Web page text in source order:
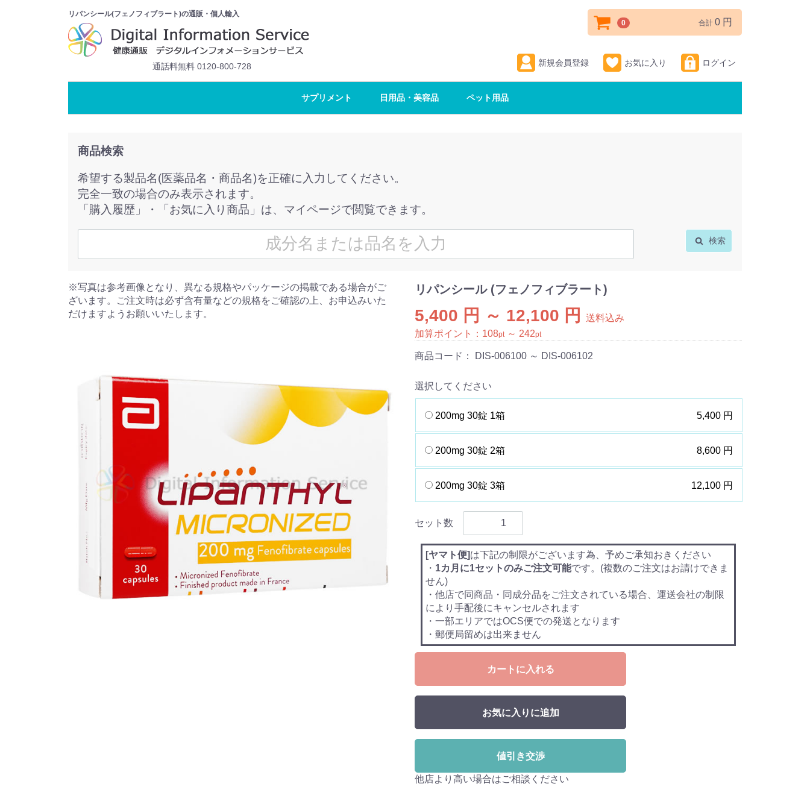
リパンシール(フェノフィブラート)の通販・個人輸入
通話料無料 0120-800-728 新規会員登録 お気に入り ログイン
0 合計 0 円
サプリメント 日用品・美容品 ペット用品
商品検索
希望する製品名(医薬品名・商品名)を正確に入力してください。
完全一致の場合のみ表示されます。
「購入履歴」・「お気に入り商品」は、マイページで閲覧できます。
検索
※写真は参考画像となり、異なる規格やパッケージの掲載である場合がご
ざいます。ご注文時は必ず含有量などの規格をご確認の上、お申込みいた
だけますようお願いいたします。
リパンシール (フェノフィブラート)
5,400 円 ～ 12,100 円
送料込み
加算ポイント： 108pt ～ 242pt
商品コード： DIS-006100 ～ DIS-006102
選択してください
200mg 30錠 1箱 5,400 円
200mg 30錠 2箱 8,600 円
200mg 30錠 3箱 12,100 円
セット数
[ヤマト便]は下記の制限がございます為、予めご承知おきください
・ 1カ月に1セットのみご注文可能です。(複数のご注文はお請けできま
せん)
・他店で同商品・同成分品をご注文されている場合、運送会社の制限
により手配後にキャンセルされます
・一部エリアではOCS便での発送となります
・郵便局留めは出来ません
カートに入れる
お気に入りに追加
値引き交渉
他店より高い場合はご相談ください